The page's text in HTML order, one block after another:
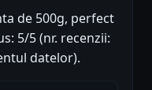
de 500g, perfect
5/5 (nr. recenzii:
datelor).